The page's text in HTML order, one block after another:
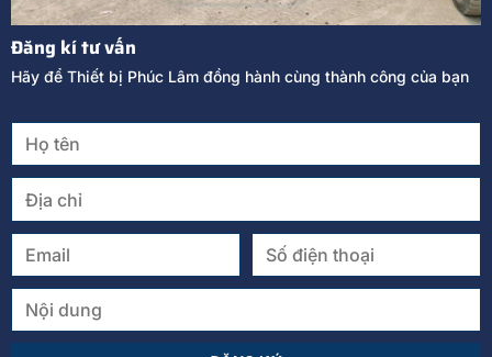
Đăng kí tư vấn
Hãy để Thiết bị Phúc Lâm đồng hành cùng thành công của bạn